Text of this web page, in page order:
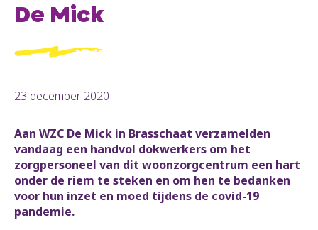
De Mick
23 december 2020
Aan WZC De Mick in Brasschaat verzamelden
vandaag een handvol dokwerkers om het
zorgpersoneel van dit woonzorgcentrum een hart
onder de riem te steken en om hen te bedanken
voor hun inzet en moed tijdens de covid-19
pandemie.